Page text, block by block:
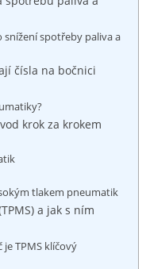
spotřeby paliva a
⁣čísla na bočnici
krok za krokem
tlakem pneumatik
a jak s ním
TPMS klíčový